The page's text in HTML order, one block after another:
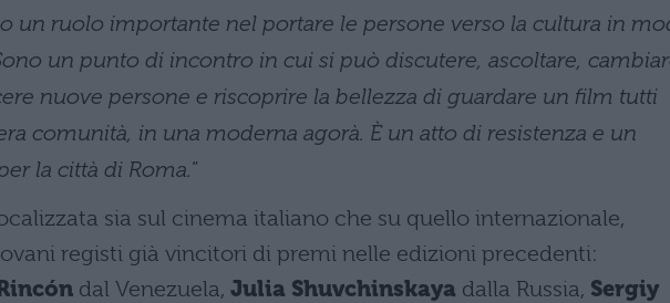
un ruolo importante nel portare le persone verso la cultura in
un punto di incontro in cui si può discutere, ascoltare,
nuove persone e riscoprire la bellezza di guardare un film tutti
comunità, in una moderna agorà. È un atto di resistenza e un
la città di Roma.”
sia sul cinema italiano che su quello internazionale,
registi già vincitori di premi nelle edizioni precedenti:
dal Venezuela, Julia Shuvchinskaya dalla Russia, Sergiy